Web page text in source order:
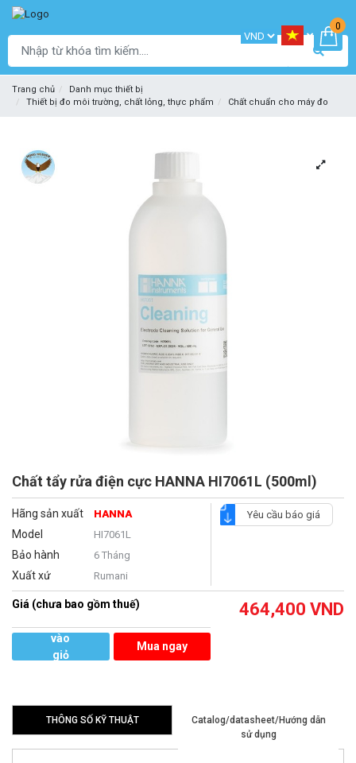
0
Trang chủ
Danh mục thiết bị
Thiết bị đo môi trường, chất lỏng, thực phẩm
Chất chuẩn cho máy đo
Chất tẩy rửa điện cực HANNA HI7061L (500ml)
Hãng sản xuất HANNA
Model HI7061L
Bảo hành 6 Tháng
Xuất xứ Rumani
Yêu cầu báo giá
Giá (chưa bao gồm thuế) 464,400 VND
vào
giỏ
Mua ngay
THÔNG SỐ KỸ THUẬT
Catalog/datasheet/Hướng dẫn
sử dụng